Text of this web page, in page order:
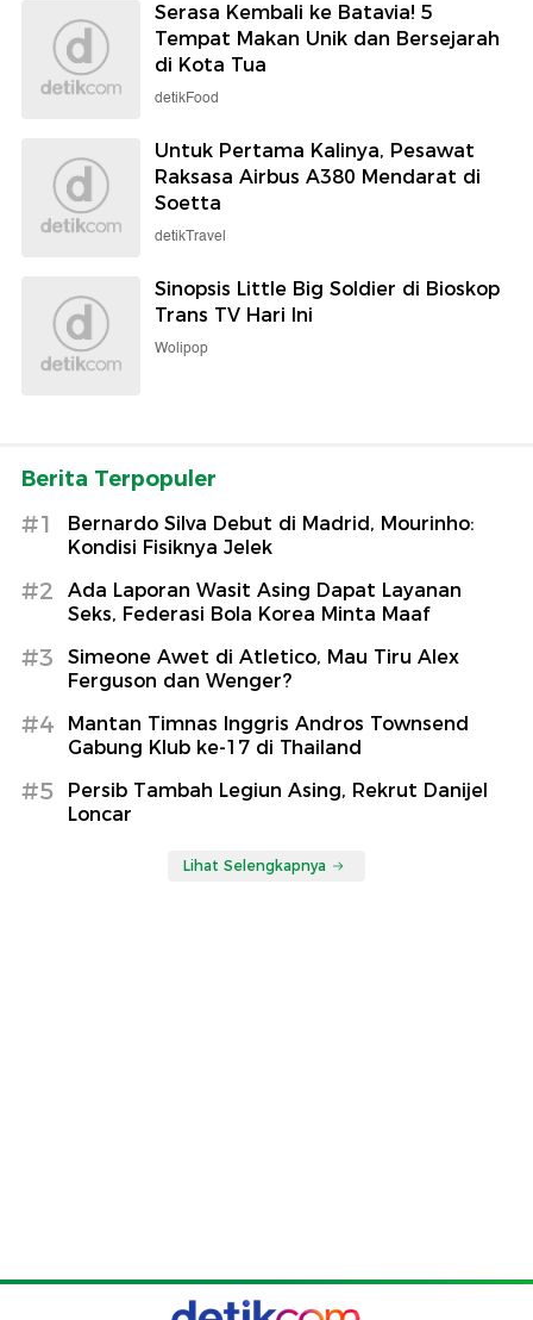
Serasa Kembali ke Batavia! 5
Tempat Makan Unik dan Bersejarah
di Kota Tua
detikFood
Untuk Pertama Kalinya, Pesawat
Raksasa Airbus A380 Mendarat di
Soetta
detikTravel
Sinopsis Little Big Soldier di Bioskop
Trans TV Hari Ini
Wolipop
Berita Terpopuler
#1
Bernardo Silva Debut di Madrid, Mourinho:
Kondisi Fisiknya Jelek
#2
Ada Laporan Wasit Asing Dapat Layanan
Seks, Federasi Bola Korea Minta Maaf
#3
Simeone Awet di Atletico, Mau Tiru Alex
Ferguson dan Wenger?
#4
Mantan Timnas Inggris Andros Townsend
Gabung Klub ke-17 di Thailand
#5
Persib Tambah Legiun Asing, Rekrut Danijel
Loncar
Lihat Selengkapnya